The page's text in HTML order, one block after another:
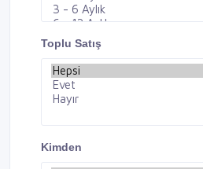
Toplu Satış
Kimden